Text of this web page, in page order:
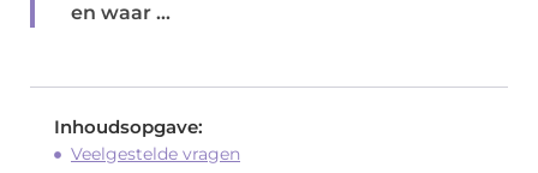
en waar ...
Inhoudsopgave:
Veelgestelde vragen